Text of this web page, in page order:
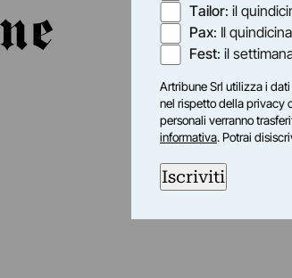
Tailor: il
Pax: Il
Fest: il
Artribune Srl utilizza i
nel rispetto della privacy
personali verranno
informativa. Potrai
Iscriviti